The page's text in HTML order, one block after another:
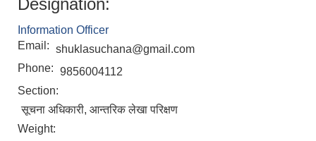
Designation:
Information Officer
Email: shuklasuchana@gmail.com
Phone: 9856004112
Section:
सूचना अधिकारी, आन्तरिक लेखा परिक्षण
Weight: